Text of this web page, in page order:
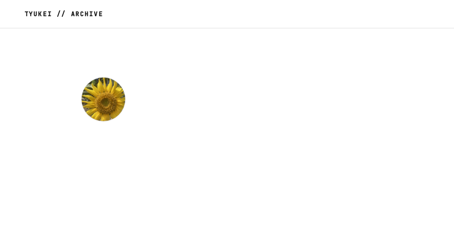
TYUKEI // ARCHIVE